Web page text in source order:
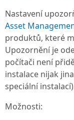
Nastavení
Asset
produktů, které
Upozornění je
počítači není
instalace nijak
speciální
Možnosti: